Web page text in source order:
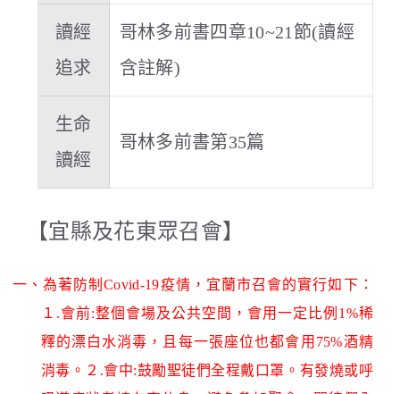
讀經
追求
哥林多前書四章10~21節(讀經
含註解)
生命
讀經
哥林多前書第35篇
【宜縣及花東眾召會】
一、為著防制Covid-19疫情，宜蘭市召會的實行如下：
１.會前:整個會場及公共空間，會用一定比例1%稀
釋的漂白水消毒，且每一張座位也都會用75%酒精
消毒。２.會中:鼓勵聖徒們全程戴口罩。有發燒或呼